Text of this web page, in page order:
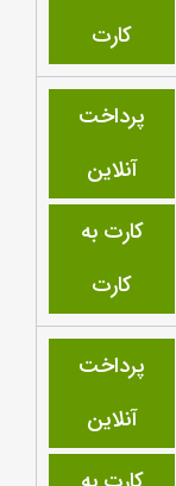
کارت
پرداخت
آنلاین
کارت به
کارت
پرداخت
آنلاین